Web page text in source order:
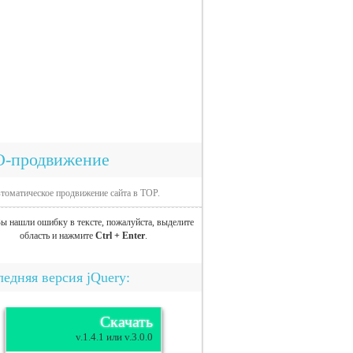
продвижение
продвижение сайта в TOP.
нашли ошибку в тексте, пожалуйста, выделите
область и нажмите Ctrl + Enter.
версия jQuery:
Скачать
v.1.4.1 или v.3.0.0